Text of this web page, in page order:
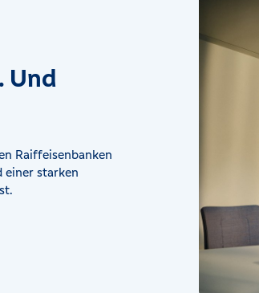
Und
Raiffeisenbanken
einer starken